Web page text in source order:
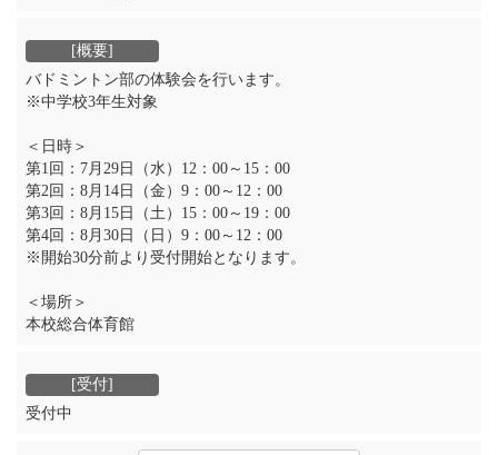
バドミントン部の体験会を行います。
※中学校3年生対象
＜日時＞
第1回：7月29日（水）12：00～15：00
第2回：8月14日（金）9：00～12：00
第3回：8月15日（土）15：00～19：00
第4回：8月30日（日）9：00～12：00
※開始30分前より受付開始となります。
＜場所＞
本校総合体育館
受付中